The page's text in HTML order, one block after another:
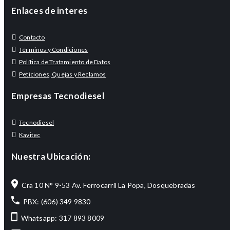
Enlaces de interes
Contacto
Términos y Condiciones
Política de Tratamiento de Datos
Peticiones, Quejas y Reclamos
Empresas Tecnodiesel
Tecnodiesel
Kavitec
Nuestra Ubicación:
Cra 10 N° 9-53 Av. Ferrocarril La Popa, Dosquebradas
PBX: (606) 349 9830
Whatsapp: 317 893 8009